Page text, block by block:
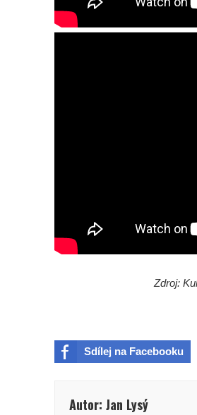
Zdroj:
Sdílej na Facebooku
Autor: Jan Lysý